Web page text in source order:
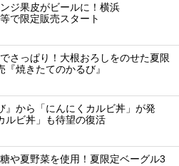
ジ果皮がビールに！横浜
で限定販売スタート
さっぱり！大根おろしをのせた夏限
焼きたてのかるび』
』から「にんにくカルビ丼」が発
ルビ丼」も待望の復活
や夏野菜を使用！夏限定ベーグル3